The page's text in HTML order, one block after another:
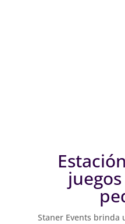
Staner Events brinda